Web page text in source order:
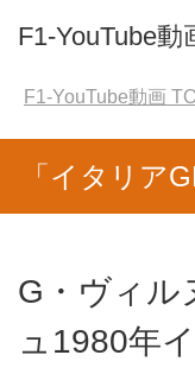
F1-YouTube動
F1-YouTube動画
「イタリア
G・ヴィル
ュ1980年